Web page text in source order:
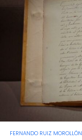
FERNANDO RUIZ MOROLLÓN